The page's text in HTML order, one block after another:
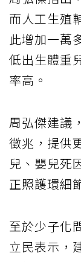
而人工生殖
此增加一萬
低出生體重
率高。
周弘傑建議
徵兆，提供
兒、嬰兒死
正照護環細
至於少子化
立民表示，